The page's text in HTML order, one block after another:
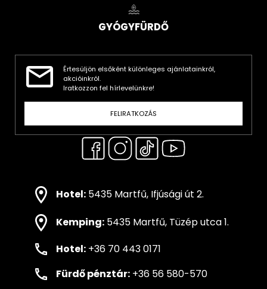
GYÓGYFÜRDŐ
Értesüljön elsőként különleges ajánlatainkról,
akcióinkról.
Iratkozzon fel hírlevelünkre!
FELIRATKOZÁS
Hotel: 5435 Martfű, Ifjúsági út 2.
Kemping: 5435 Martfű, Tüzép utca 1.
Hotel: +36 70 443 0171
Fürdő pénztár: +36 56 580-570